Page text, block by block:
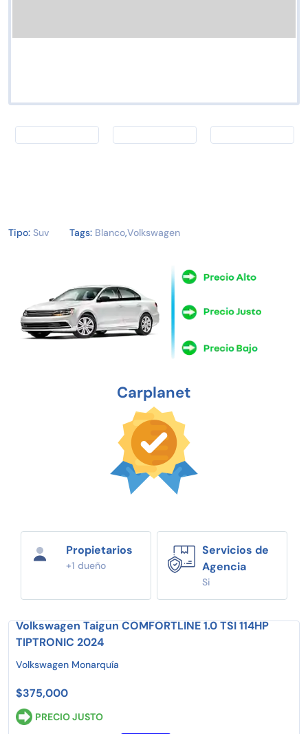
Tipo: Suv Tags: Blanco,Volkswagen
Carplanet
Propietarios
+1 dueño
Servicios de
Agencia
Si
Volkswagen Taigun COMFORTLINE 1.0 TSI 114HP
TIPTRONIC 2024
Volkswagen Monarquía
$375,000
PRECIO JUSTO